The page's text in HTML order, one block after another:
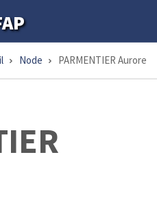
Node PARMENTIER Aurore